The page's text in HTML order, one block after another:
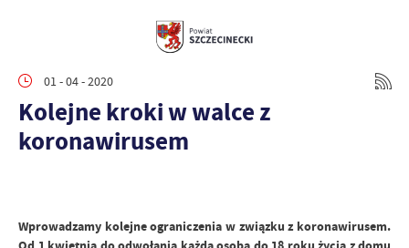
01 - 04 - 2020
Kolejne kroki w walce z
koronawirusem
Wprowadzamy kolejne ograniczenia w związku z koronawirusem.